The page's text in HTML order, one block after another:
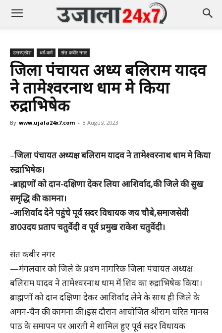
उत्तरप्रदेश धर्म-कर्म संत कबीर नगर
जिला पंचायत अध्यक्ष बलिराम यादव
ने तामेश्वरनाथ धाम मे किया
रुद्राभिषेक
By www.ujala24x7.com - 8 August 2023
–जिला पंचायत अध्यक्ष बलिराम यादव ने तामेश्वरनाथ धाम मे किया
रुद्राभिषेक।
-ब्राह्मणों को दान-दक्षिणा देकर लिया आशिर्वाद,की जिले की सुख
समृद्धि की कामना।
-आशिर्वाद देने पहुंचे पूर्व सदर विधायक जय चौबे,समाजसेवी
डा0उदय प्रताप चतुर्वेदी व पूर्व प्रमुख राकेश चतुर्वेदी।
संत कबीर नगर
—मंगलवार को जिले के प्रथम नागरिक जिला पंचायत अध्यक्ष
बलिराम यादव ने तामेश्वरनाथ धाम में शिव का रुद्राभिषेक किया।
ब्राह्मणों को दान दक्षिणा देकर आशिर्वाद लेने के साथ ही जिले के
अमन-चैन की कामना की।इस दौरान आयोजित श्रीराम चरित मानस
पाठ के समापन पर आरती मे शामिल हुए पूर्व सदर विधायक